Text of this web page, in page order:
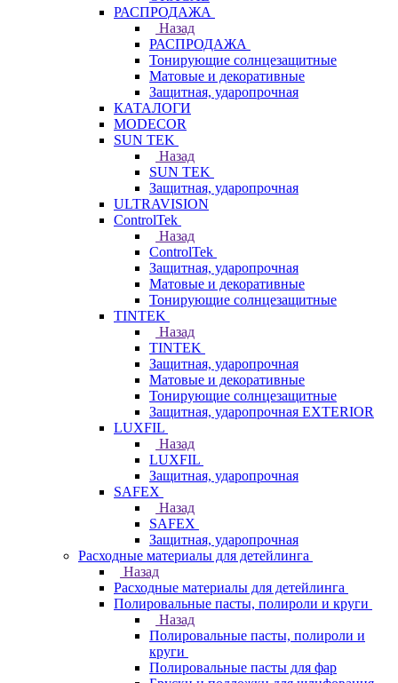
РАСПРОДАЖА
Назад
РАСПРОДАЖА
Тонирующие солнцезащитные
Матовые и декоративные
Защитная, ударопрочная
КАТАЛОГИ
MODECOR
SUN TEK
Назад
SUN TEK
Защитная, ударопрочная
ULTRAVISION
ControlTek
Назад
ControlTek
Защитная, ударопрочная
Матовые и декоративные
Тонирующие солнцезащитные
TINTEK
Назад
TINTEK
Защитная, ударопрочная
Матовые и декоративные
Тонирующие солнцезащитные
Защитная, ударопрочная EXTERIOR
LUXFIL
Назад
LUXFIL
Защитная, ударопрочная
SAFEX
Назад
SAFEX
Защитная, ударопрочная
Расходные материалы для детейлинга
Назад
Расходные материалы для детейлинга
Полировальные пасты, полироли и круги
Назад
Полировальные пасты, полироли и
круги
Полировальные пасты для фар